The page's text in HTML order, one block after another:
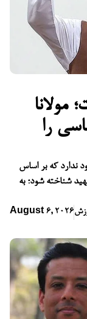
را
ندارد که بر اساس
شناخته شود؛ به
August 6, 2026